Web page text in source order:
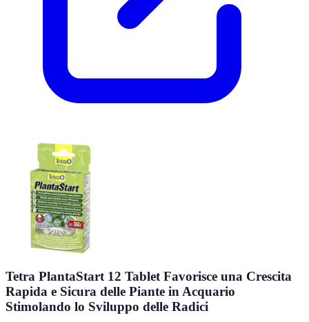
Tetra PlantaStart 12 Tablet Favorisce una Crescita
Rapida e Sicura delle Piante in Acquario
Stimolando lo Sviluppo delle Radici